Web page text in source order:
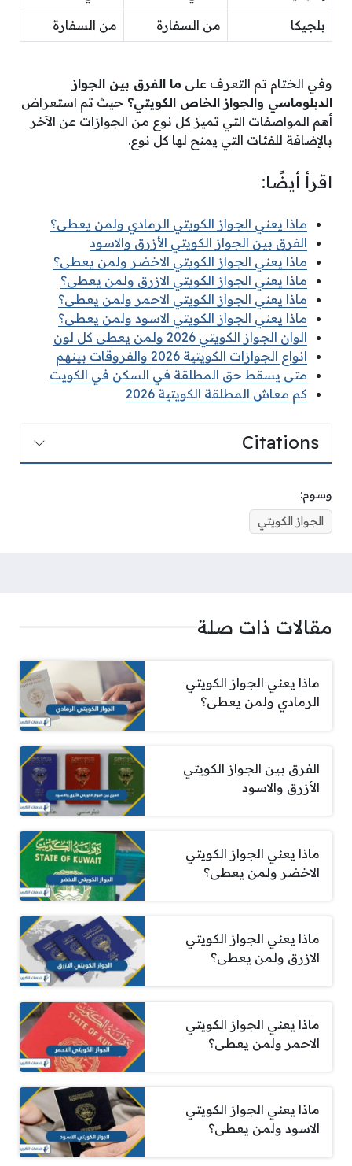
بلجيكا من السفارة من السفارة
وفي الختام تم التعرف على ما الفرق بين الجواز
الدبلوماسي والجواز الخاص الكويتي؟ حيث تم استعراض
أهم المواصفات التي تميز كل نوع من الجوازات عن الآخر
بالإضافة للفئات التي يمنح لها كل نوع.
اقرأ أيضًا:
ماذا يعني الجواز الكويتي الرمادي ولمن يعطى؟
الفرق بين الجواز الكويتي الأزرق والاسود
ماذا يعني الجواز الكويتي الاخضر ولمن يعطى؟
ماذا يعني الجواز الكويتي الازرق ولمن يعطى؟
ماذا يعني الجواز الكويتي الاحمر ولمن يعطى؟
ماذا يعني الجواز الكويتي الاسود ولمن يعطى؟
الوان الجواز الكويتي 2026 ولمن يعطى كل لون
انواع الجوازات الكويتية 2026 والفروقات بينهم
متى يسقط حق المطلقة في السكن في الكويت
كم معاش المطلقة الكويتية 2026
Citations
وسوم:
الجواز الكويتي
مقالات ذات صلة
ماذا يعني الجواز الكويتي
الرمادي ولمن يعطى؟
الفرق بين الجواز الكويتي
الأزرق والاسود
ماذا يعني الجواز الكويتي
الاخضر ولمن يعطى؟
ماذا يعني الجواز الكويتي
الازرق ولمن يعطى؟
ماذا يعني الجواز الكويتي
الاحمر ولمن يعطى؟
ماذا يعني الجواز الكويتي
الاسود ولمن يعطى؟